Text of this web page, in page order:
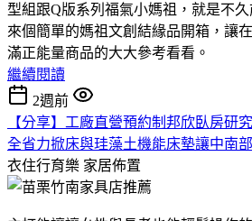
型組跟Q版系列福氣小媽祖，就是不
來個簡單的媽祖文創結緣品開箱，讓
滿正能量商品的大大參考看看。
繼續閱讀
2週前
【分享】工廠直營預約制邦欣臥房研
全省力掀床與珪藻土機能床墊讓中南
衣住行育樂 家居佈置